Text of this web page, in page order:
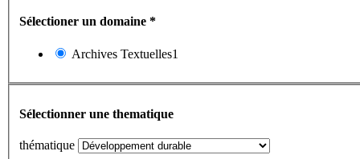
Sélectioner un domaine *
Archives Textuelles1
Sélectionner une thematique
thématique